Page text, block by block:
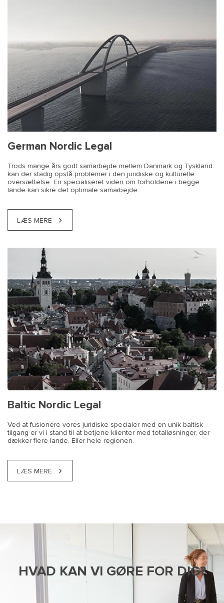
Nu skal tyske virksomheder også
registrere reelle ejere
Det kan igen blive lovligt at udleje
lejlighed i Berlin
Første dansk-tyske jura-portal
Udstedelse af fakturaer i Tyskland
Nye tyske
forbrugerbeskyttelsesregler giver
webshops juridiske problemer
Ny lov om boliger i Berlin – vigtig nyt
for ejere af lejligheder
Ny vejledning om angivelse af
holdbarhed
German Nordic Legal
Trods mange års godt samarbejde mellem Danmark og Tyskland
kan der stadig opstå problemer i den juridiske og kulturelle
oversættelse. En specialiseret viden om forholdene i begge
lande kan sikre det optimale samarbejde.
LÆS MERE
Baltic Nordic Legal
Ved at fusionere vores juridiske specialer med en unik baltisk
tilgang er vi i stand til at betjene klienter med totalløsninger, der
dækker flere lande. Eller hele regionen.
LÆS MERE
HVAD KAN VI GØRE FOR DIG?